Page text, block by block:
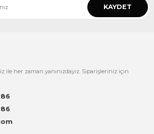
KAYDET
ile her zaman yanınızdayız. Siparişleriniz için